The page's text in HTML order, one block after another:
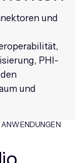
und
PHI-
und
ANWENDUNGEN